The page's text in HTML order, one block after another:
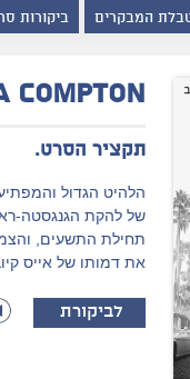
המבקרים ביקורות
תקציר הסרט.
הלהיט הגדול
תחילת התשעים,
את דמותו של אייס
לביקורת